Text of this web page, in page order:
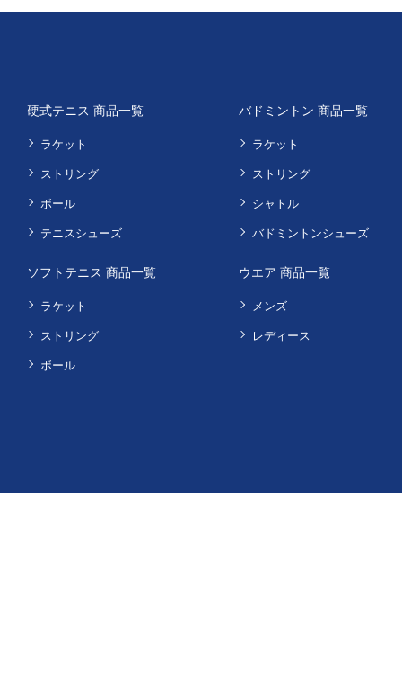
硬式テニス 商品一覧
ラケット
ストリング
ボール
テニスシューズ
ソフトテニス 商品一覧
ラケット
ストリング
ボール
バドミントン 商品一覧
ラケット
ストリング
シャトル
バドミントンシューズ
ウエア 商品一覧
メンズ
レディース